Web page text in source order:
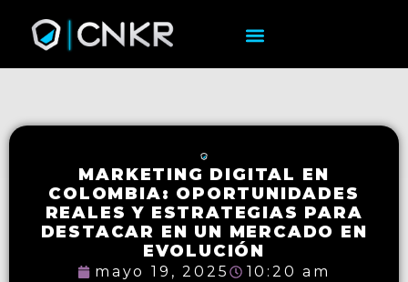
MARKETING DIGITAL EN
COLOMBIA: OPORTUNIDADES
REALES Y ESTRATEGIAS PARA
DESTACAR EN UN MERCADO EN
EVOLUCIÓN
mayo 19, 2025 10:20 am